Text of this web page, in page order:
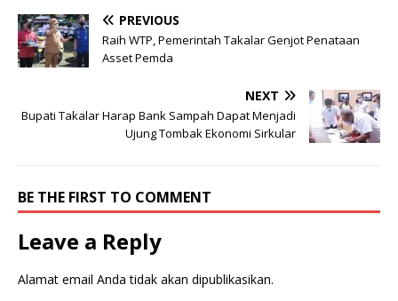
PREVIOUS
Raih WTP, Pemerintah Takalar Genjot Penataan
Asset Pemda
NEXT
Bupati Takalar Harap Bank Sampah Dapat Menjadi
Ujung Tombak Ekonomi Sirkular
BE THE FIRST TO COMMENT
Leave a Reply
Alamat email Anda tidak akan dipublikasikan.